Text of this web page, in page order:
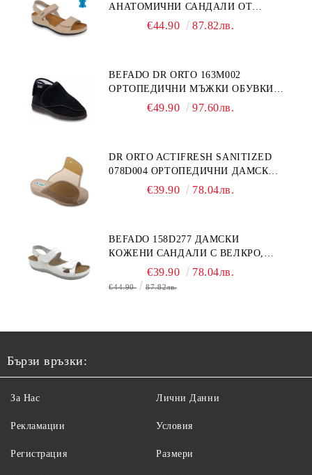
АНАТОМИЧНИ САНДАЛИ ОТ
ЕСТЕСТВЕНА КОЖА, БЕЖОВИ
€44.90 87.82лв.
BEFADO DR ORTO 163M002
ОРТОПЕДИЧНИ МЪЖКИ ОБУВКИ
ЗА ГИПСИРАН ИЛИ СВРЪХ
€49.90 97.60лв.
DR ORTO ACTIFRESH SANITIZED
078D004 ОРТОПЕДИЧНИ ДАМСКИ
ЧЕХЛИ ЗА МНОГО ОТЕКЪЛ КРАК,
€39.90 78.04лв.
BEFADO 158D277 ДАМСКИ
КОЖЕНИ САНДАЛИ С ВЕЛКРО,
€39.90 78.04лв.
€44.90 87.82лв.
Бързи връзки:
За Нас
Рекламации
Регистрация
Лични Данни
Условия
Размери